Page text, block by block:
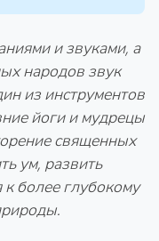
и звуками, а
народов звук
из инструментов
йоги и мудрецы
священных
ум, развить
более глубокому